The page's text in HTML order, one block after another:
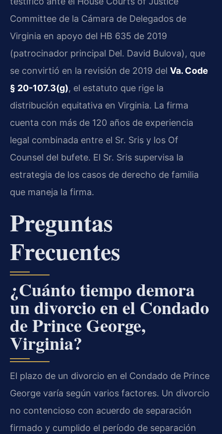
Committee de la Cámara de Delegados de
Virginia en apoyo del HB 635 de 2019
(patrocinador principal Del. David Bulova), que
se convirtió en la revisión de 2019 del Va. Code
§ 20-107.3(g), el estatuto que rige la
distribución equitativa en Virginia. La firma
cuenta con más de 120 años de experiencia
legal combinada entre el Sr. Sris y los Of
Counsel del bufete. El Sr. Sris supervisa la
estrategia de los casos de derecho de familia
que maneja la firma.
Preguntas
Frecuentes
¿Cuánto tiempo demora
un divorcio en el Condado
de Prince George,
Virginia?
El plazo de un divorcio en el Condado de Prince
George varía según varios factores. Un divorcio
no contencioso con acuerdo de separación
firmado y cumplido el período de separación